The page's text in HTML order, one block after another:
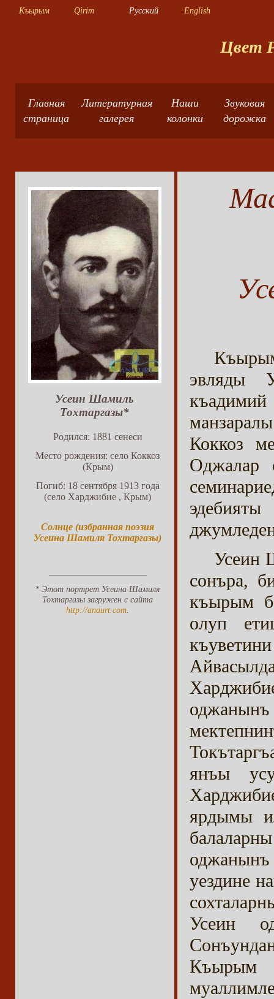
Къырым Qirim Русский English
Цвет
Главная
страница
Литературная
галерея
Наши
колонки
Звуковая
дорожка
Усеин Шамиль
Тохтаргазы*
Родился: 1881 сенеси
Место рождения: село Коккоз
(Крым)
Погиб: 18 сентября 1913 года
(село Харджибие , Крым)
Солнце (избранная поэзия
Усеина Шамиля Тохтаргазы)
* Этот портрет Усеина Шамиля
Тохтаргазы загружен с сайта
http://anaurt.com.
эвляды
Коккоз
Оджалар
Усеин
сонъра,
къырым
олуп
янъы
ярдымы
уездине
Усеин
Къырым